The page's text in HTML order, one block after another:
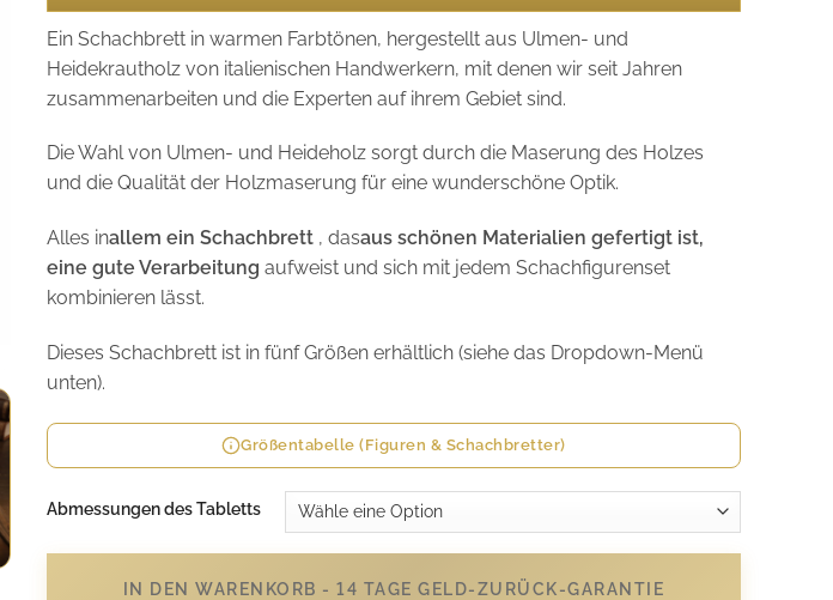
Ein Schachbrett in warmen Farbtönen, hergestellt aus Ulmen- und
Heidekrautholz von italienischen Handwerkern, mit denen wir seit Jahren
zusammenarbeiten und die Experten auf ihrem Gebiet sind.
Die Wahl von Ulmen- und Heideholz sorgt durch die Maserung des Holzes
und die Qualität der Holzmaserung für eine wunderschöne Optik.
Alles inallem ein Schachbrett , dasaus schönen Materialien gefertigt ist,
eine gute Verarbeitung aufweist und sich mit jedem Schachfigurenset
kombinieren lässt.
Dieses Schachbrett ist in fünf Größen erhältlich (siehe das Dropdown-Menü
unten).
Größentabelle (Figuren & Schachbretter)
Abmessungen des Tabletts
IN DEN WARENKORB - 14 TAGE GELD-ZURÜCK-GARANTIE